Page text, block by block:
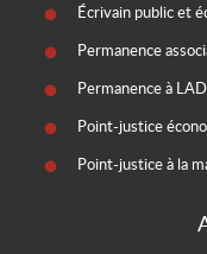
Écrivain public et
Permanence
Permanence à
Point-justice
Point-justice à la